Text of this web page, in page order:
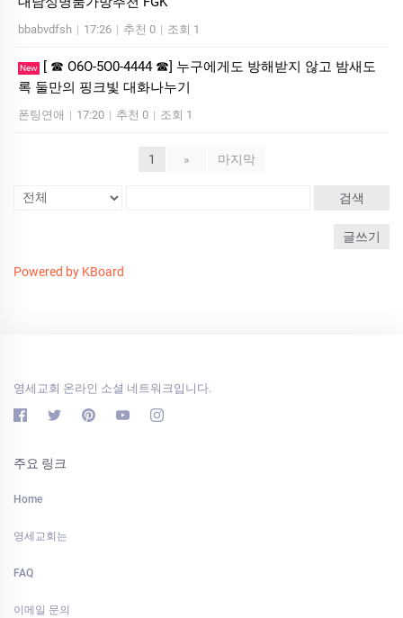
bbabvdfsh | 17:26 | 추천 0 | 조회 1
New
[ ☎ O6O-5O0-4444 ☎] 누구에게도 방해받지 않고 밤새도
록 둘만의 핑크빛 대화나누기
폰팅연애 | 17:20 | 추천 0 | 조회 1
1 » 마지막
검색
글쓰기
Powered by KBoard
영세교회 온라인 소셜 네트워크입니다.
주요 링크
Home
영세교회는
FAQ
이메일 문의